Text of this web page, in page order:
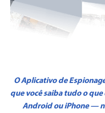
O Aplicativo de
que você saiba tudo o
Android ou iPhone —